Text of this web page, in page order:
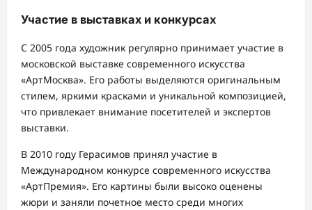
Участие в выставках и конкурсах
С 2005 года художник регулярно принимает участие в
московской выставке современного искусства
«АртМосква». Его работы выделяются оригинальным
стилем, яркими красками и уникальной композицией,
что привлекает внимание посетителей и экспертов
выставки.
В 2010 году Герасимов принял участие в
Международном конкурсе современного искусства
«АртПремия». Его картины были высоко оценены
жюри и заняли почетное место среди многих